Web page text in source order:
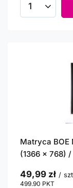
Ilość
Matryca BOE
(1366 x 768)
49,99 zł /
499.90 PKT